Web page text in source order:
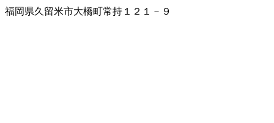
福岡県久留米市大橋町常持１２１－９